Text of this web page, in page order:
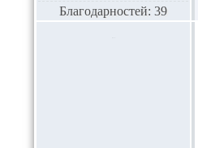
Благодарностей: 39